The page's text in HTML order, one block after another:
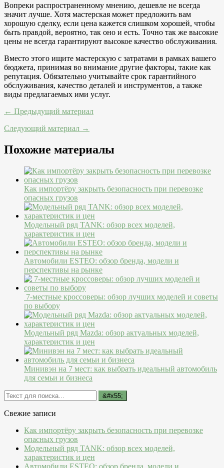
Вопреки распространенному мнению, дешевле не всегда
значит лучше. Хотя мастерская может предложить вам
хорошую сделку, если цена кажется слишком хорошей, чтобы
быть правдой, вероятно, так оно и есть. Точно так же высокие
цены не всегда гарантируют высокое качество обслуживания.
Вместо этого ищите мастерскую с затратами в рамках вашего
бюджета, принимая во внимание другие факторы, такие как
репутация. Обязательно учитывайте срок гарантийного
обслуживания, качество деталей и инструментов, а также
виды предлагаемых ими услуг.
← Предыдущий материал
Следующий материал →
Похожие материалы
Как импортёру закрыть безопасность при перевозке
опасных грузов
Модельный ряд TANK: обзор всех моделей,
характеристик и цен
Автомобили ESTEO: обзор бренда, модели и
перспективы на рынке
7-местные кроссоверы: обзор лучших моделей и советы
по выбору
Модельный ряд Mazda: обзор актуальных моделей,
характеристик и цен
Минивэн на 7 мест: как выбрать идеальный автомобиль
для семьи и бизнеса
Свежие записи
Как импортёру закрыть безопасность при перевозке
опасных грузов
Модельный ряд TANK: обзор всех моделей,
характеристик и цен
Автомобили ESTEO: обзор бренда, модели и